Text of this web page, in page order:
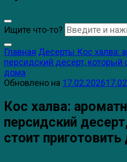
Ищите что-то?
Главная Десерты Кос халва:
персидский десерт, который
дома
Обновлено на 17.02.2026
Кос халва:
персидский
стоит